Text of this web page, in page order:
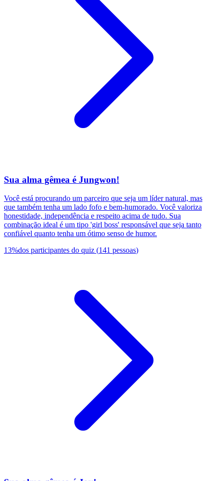
Sua alma gêmea é Jungwon!
Você está procurando um parceiro que seja um líder natural, mas
que também tenha um lado fofo e bem-humorado. Você valoriza
honestidade, independência e respeito acima de tudo. Sua
combinação ideal é um tipo 'girl boss' responsável que seja tanto
confiável quanto tenha um ótimo senso de humor.
13%dos participantes do quiz (141 pessoas)